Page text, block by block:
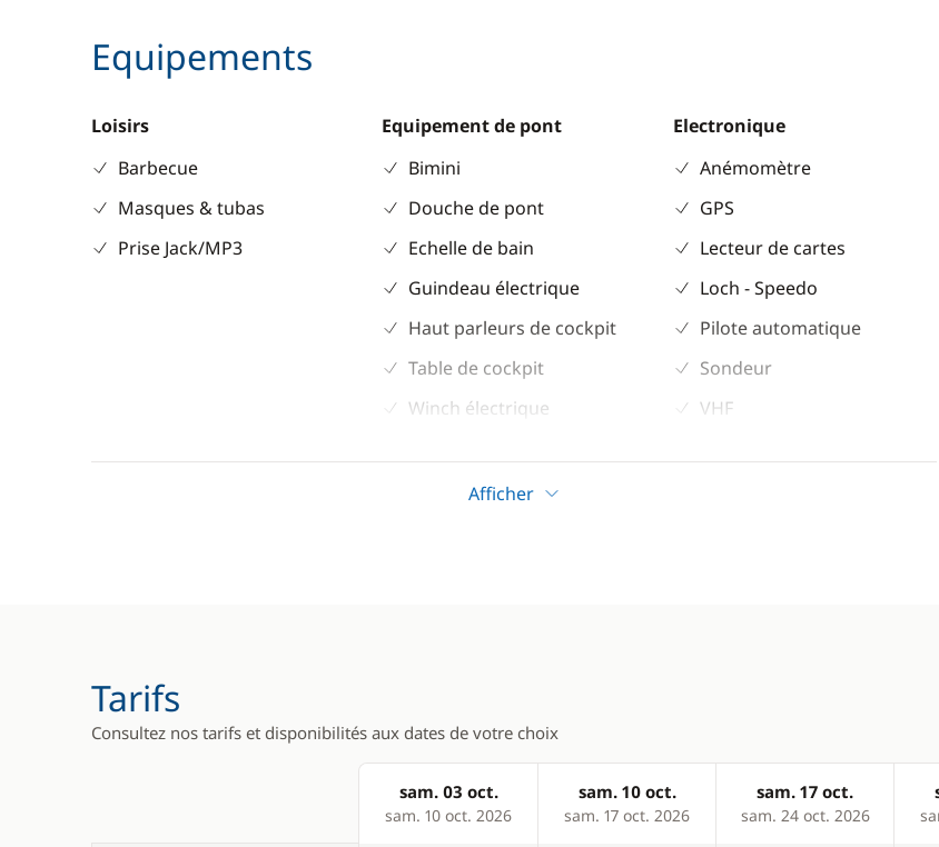
Equipements
Loisirs
Barbecue
Masques & tubas
Prise Jack/MP3
Equipement de pont
Bimini
Douche de pont
Echelle de bain
Guindeau électrique
Haut parleurs de cockpit
Table de cockpit
Winch électrique
Electronique
Anémomètre
GPS
Lecteur de cartes
Loch - Speedo
Pilote automatique
Sondeur
VHF
WC électrique
Afficher
Tarifs
Consultez nos tarifs et disponibilités aux dates de votre choix
Products
sam. 03 oct.
sam. 10 oct. 2026
sam. 10 oct.
sam. 17 oct. 2026
sam. 17 oct.
sam. 24 oct. 2026